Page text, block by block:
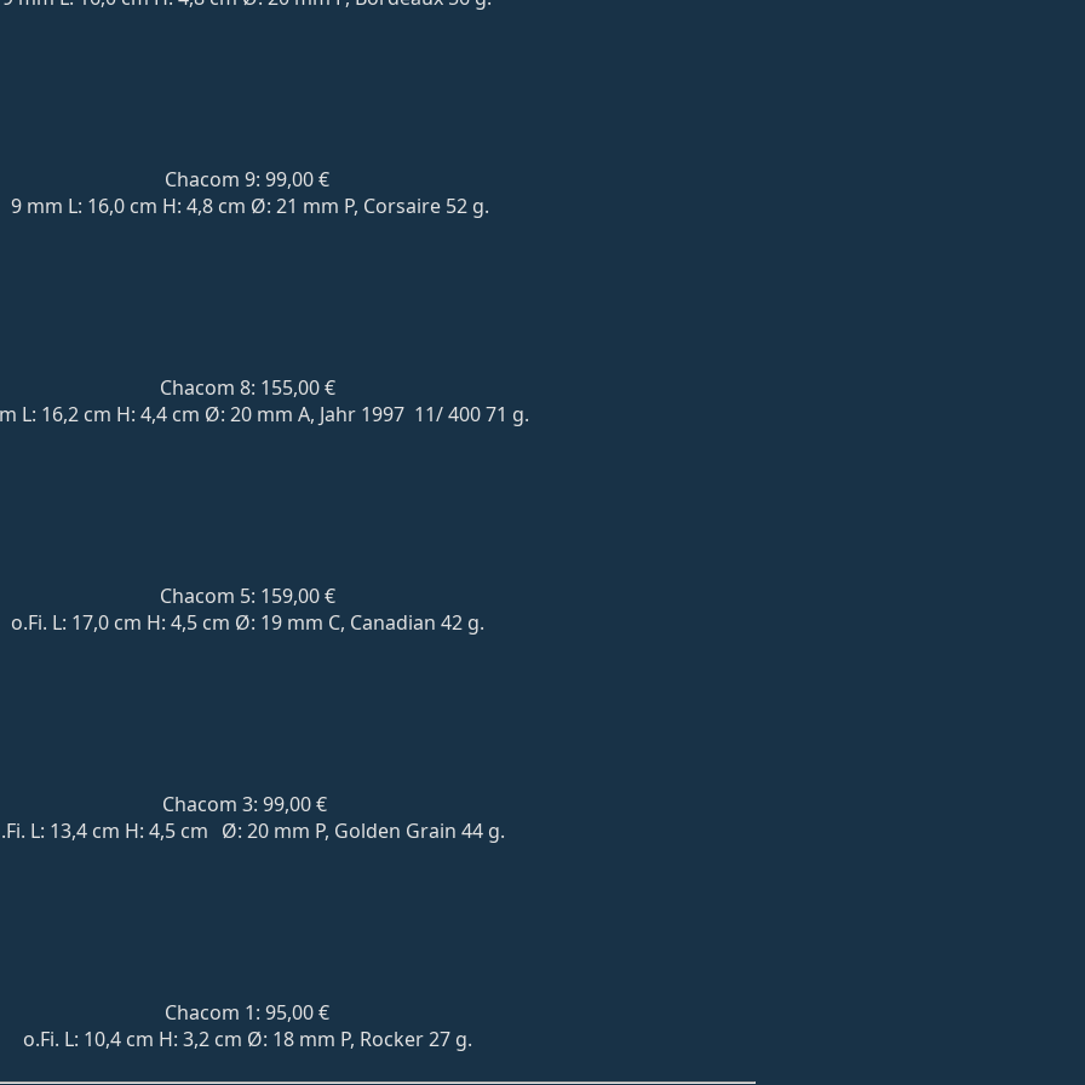
Chacom 9: 99,00 €
9 mm L: 16,0 cm H: 4,8 cm Ø: 21 mm P, Corsaire 52 g.
Chacom 8: 155,00 €
L: 16,2 cm H: 4,4 cm Ø: 20 mm A, Jahr 1997 11/ 40071 g.
Chacom 5: 159,00 €
o.Fi. L: 17,0 cm H: 4,5 cm Ø: 19 mm C, Canadian 42 g.
Chacom 3: 99,00 €
L: 13,4 cm H: 4,5 cm
	Ø
: 20 mm P, Golden Grain 44 g.
Chacom 1: 95,00 €
o.Fi. L: 10,4 cm H: 3,2 cm Ø: 18 mm P, Rocker 27 g.